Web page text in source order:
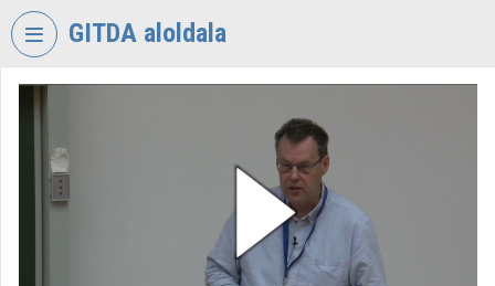
Skip header
GITDA aloldala
GOVERNMENTAL
INFORMATION-
TECHNOLOGY